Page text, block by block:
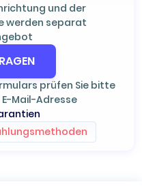
und der
werden separat
prüfen Sie bitte
Mail-Adresse